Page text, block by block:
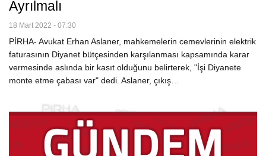
Ayrılmalı
18 Mart 2022 - 07:30
PİRHA- Avukat Erhan Aslaner, mahkemelerin cemevlerinin elektrik
faturasının Diyanet bütçesinden karşılanması kapsamında karar
vermesinde aslında bir kasıt olduğunu belirterek, "İşi Diyanete
monte etme çabası var" dedi. Aslaner, çıkış…